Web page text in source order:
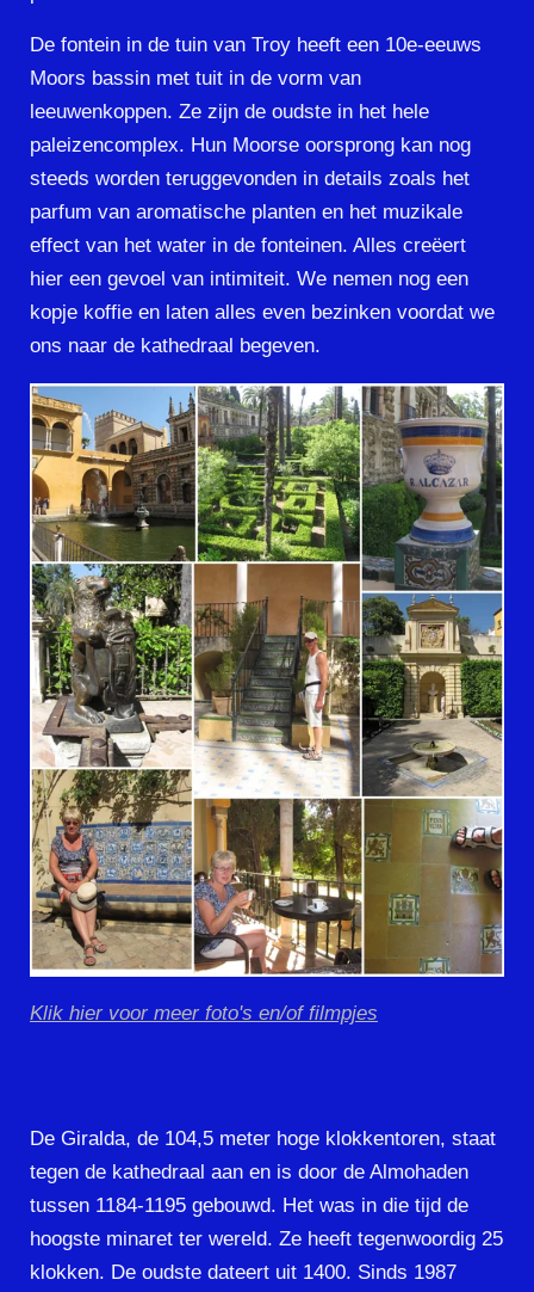
De fontein in de tuin van Troy heeft een 10e-eeuws
Moors bassin met tuit in de vorm van
leeuwenkoppen. Ze zijn de oudste in het hele
paleizencomplex. Hun Moorse oorsprong kan nog
steeds worden teruggevonden in details zoals het
parfum van aromatische planten en het muzikale
effect van het water in de fonteinen. Alles creëert
hier een gevoel van intimiteit. We nemen nog een
kopje koffie en laten alles even bezinken voordat we
ons naar de kathedraal begeven.
Klik hier voor meer foto's en/of filmpjes
De Giralda, de 104,5 meter hoge klokkentoren, staat
tegen de kathedraal aan en is door de Almohaden
tussen 1184-1195 gebouwd. Het was in die tijd de
hoogste minaret ter wereld. Ze heeft tegenwoordig 25
klokken. De oudste dateert uit 1400. Sinds 1987